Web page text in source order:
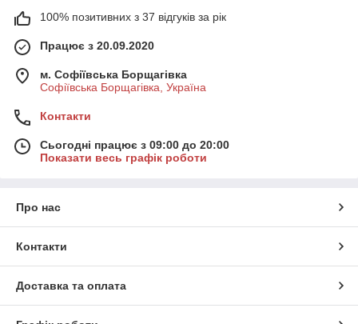
100% позитивних з 37 відгуків за рік
Працює з 20.09.2020
м. Софіївська Борщагівка
Софіївська Борщагівка, Україна
Контакти
Сьогодні працює з 09:00 до 20:00
Показати весь графік роботи
Про нас
Контакти
Доставка та оплата